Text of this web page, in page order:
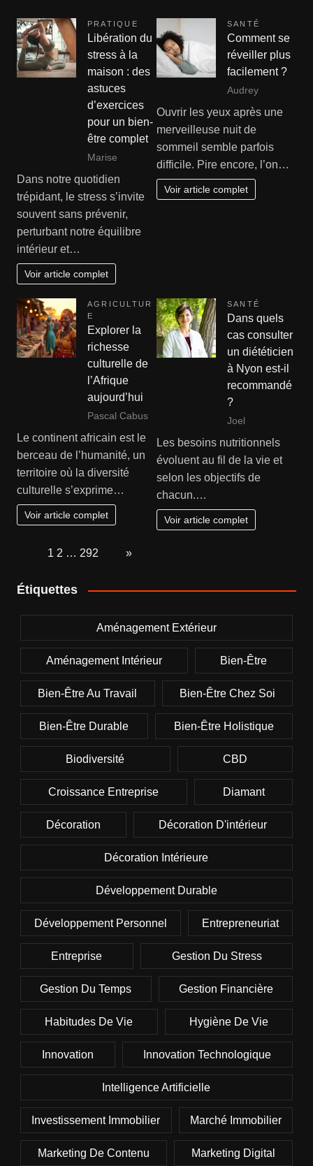
PRATIQUE
Libération du
stress à la
maison : des
astuces
d’exercices
pour un bien-
être complet
Marise
Dans notre quotidien
trépidant, le stress s’invite
souvent sans prévenir,
perturbant notre équilibre
intérieur et…
Voir article complet
SANTÉ
Comment se
réveiller plus
facilement ?
Audrey
Ouvrir les yeux après une
merveilleuse nuit de
sommeil semble parfois
difficile. Pire encore, l’on…
Voir article complet
AGRICULTUR
E
Explorer la
richesse
culturelle de
l’Afrique
aujourd’hui
Pascal Cabus
Le continent africain est le
berceau de l’humanité, un
territoire où la diversité
culturelle s’exprime…
Voir article complet
SANTÉ
Dans quels
cas consulter
un diététicien
à Nyon est-il
recommandé
?
Joel
Les besoins nutritionnels
évoluent au fil de la vie et
selon les objectifs de
chacun.…
Voir article complet
1 2 … 292 »
Étiquettes
Aménagement Extérieur
Aménagement Intérieur Bien-Être
Bien-Être Au Travail Bien-Être Chez Soi
Bien-Être Durable Bien-Être Holistique
Biodiversité CBD
Croissance Entreprise Diamant
Décoration Décoration D'intérieur
Décoration Intérieure
Développement Durable
Développement Personnel Entrepreneuriat
Entreprise Gestion Du Stress
Gestion Du Temps Gestion Financière
Habitudes De Vie Hygiène De Vie
Innovation Innovation Technologique
Intelligence Artificielle
Investissement Immobilier Marché Immobilier
Marketing De Contenu Marketing Digital